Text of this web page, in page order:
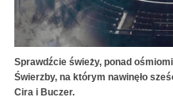
Sprawdźcie świeży, ponad
Świerzby, na którym nawinęło
Cira i Buczer.